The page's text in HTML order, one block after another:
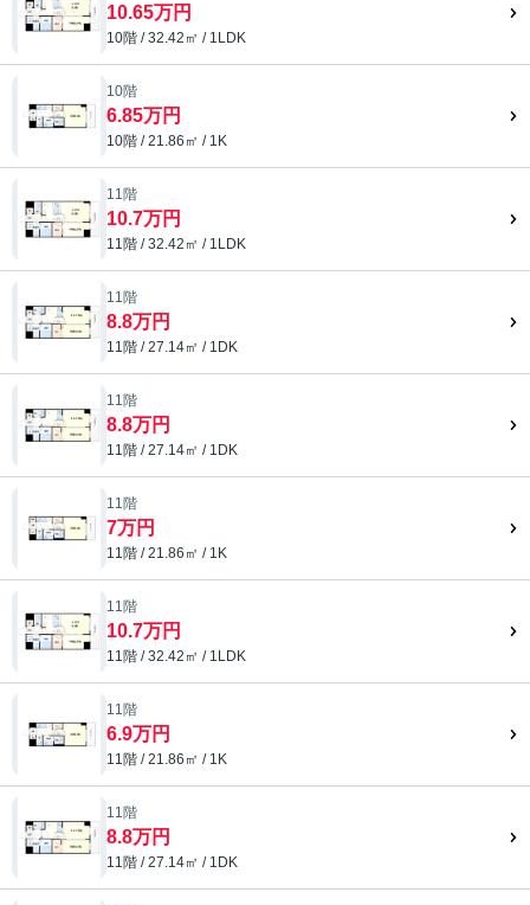
10.65万円
10階 / 32.42㎡ / 1LDK
10階
6.85万円
10階 / 21.86㎡ / 1K
11階
10.7万円
11階 / 32.42㎡ / 1LDK
11階
8.8万円
11階 / 27.14㎡ / 1DK
11階
8.8万円
11階 / 27.14㎡ / 1DK
11階
7万円
11階 / 21.86㎡ / 1K
11階
10.7万円
11階 / 32.42㎡ / 1LDK
11階
6.9万円
11階 / 21.86㎡ / 1K
11階
8.8万円
11階 / 27.14㎡ / 1DK